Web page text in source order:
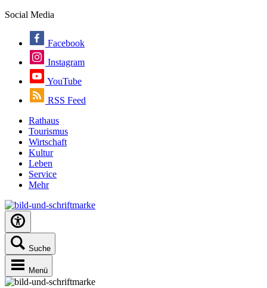
Social Media
Facebook
Instagram
YouTube
RSS Feed
Rathaus
Tourismus
Wirtschaft
Kultur
Leben
Service
Mehr
Suche
Menü